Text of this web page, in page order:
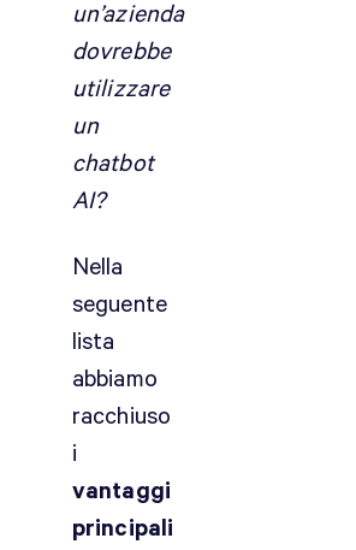
un’azienda
dovrebbe
utilizzare
un
chatbot
AI?
Nella
seguente
lista
abbiamo
racchiuso
i
vantaggi
principali